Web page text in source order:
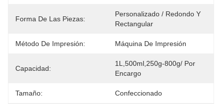
Forma De Las Piezas:
Personalizado / Redondo Y
Rectangular
Método De Impresión: Máquina De Impresión
Capacidad:
1L,500ml,250g-800g/ Por
Encargo
Tamaño: Confeccionado